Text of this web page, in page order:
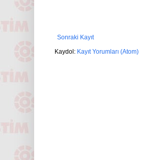
Sonraki Kayıt
Kaydol: Kayıt Yorumları (Atom)